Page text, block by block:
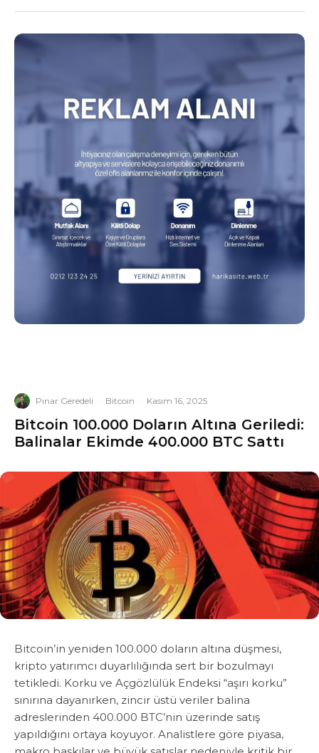
Pınar Geredeli · Bitcoin · Kasım 16, 2025
Bitcoin 100.000 Doların Altına Geriledi:
Balinalar Ekimde 400.000 BTC Sattı
Bitcoin’in yeniden 100.000 doların altına düşmesi,
kripto yatırımcı duyarlılığında sert bir bozulmayı
tetikledi. Korku ve Açgözlülük Endeksi “aşırı korku”
sınırına dayanırken, zincir üstü veriler balina
adreslerinden 400.000 BTC’nin üzerinde satış
yapıldığını ortaya koyuyor. Analistlere göre piyasa,